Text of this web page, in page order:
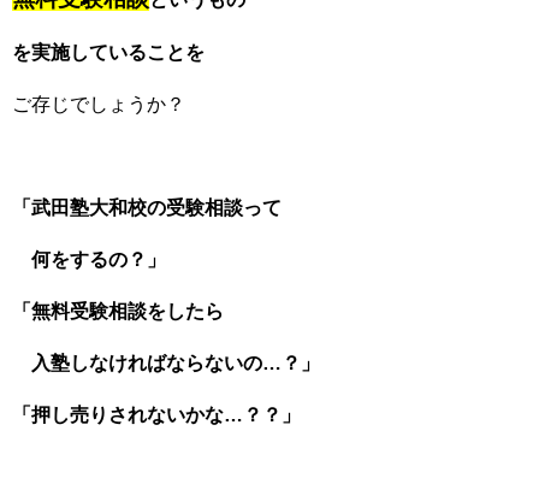
を実施していることを
ご存じでしょうか？
「武田塾大和校の受験相談って
何をするの？」
「無料受験相談をしたら
入塾しなければならないの…？」
「押し売りされないかな…？？」